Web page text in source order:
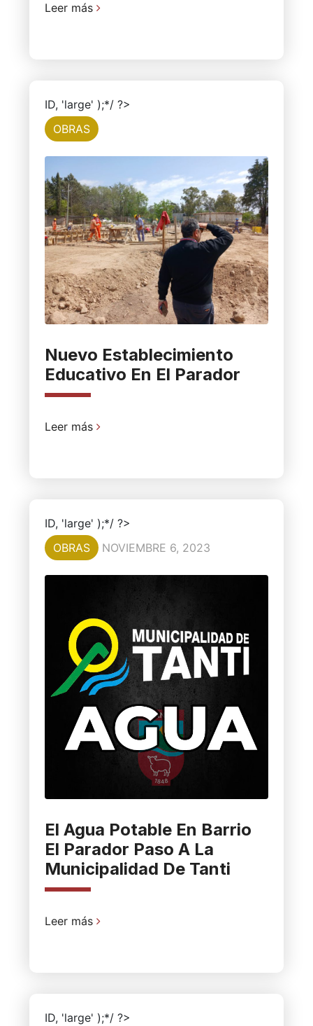
Leer más
ID, 'large' );*/ ?>
OBRAS
Nuevo Establecimiento
Educativo En El Parador
Leer más
ID, 'large' );*/ ?>
OBRAS
NOVIEMBRE 6, 2023
El Agua Potable En Barrio
El Parador Paso A La
Municipalidad De Tanti
Leer más
ID, 'large' );*/ ?>